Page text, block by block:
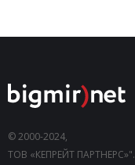
© 2000-2024,
ТОВ «КЕПРЕЙТ ПАРТНЕРС»".